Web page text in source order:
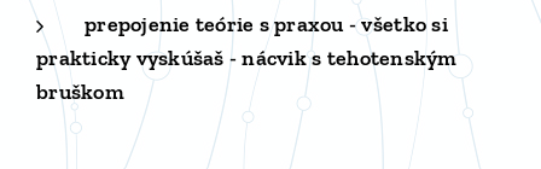
prepojenie teórie s praxou - všetko si
prakticky vyskúšaš - nácvik s tehotenským
bruškom